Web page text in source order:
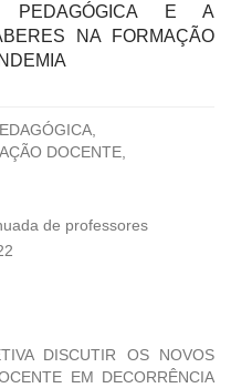
PEDAGÓGICA E A
NA FORMAÇÃO
DOCENTE,
de professores
DISCUTIR OS NOVOS
EM DECORRÊNCIA